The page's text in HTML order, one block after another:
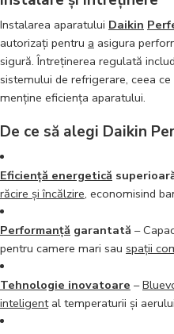
Instalarea aparatului Daikin
autorizați pentru a asigura
sigură. Întreținerea regulată
sistemului de refrigerare, ceea
menține eficiența aparatului.
De ce să alegi Daikin
Eficiență energetică
răcire și încălzire, economisind
Performanță garantată –
pentru camere mari sau spații
Tehnologie inovatoare –
inteligental temperaturii și